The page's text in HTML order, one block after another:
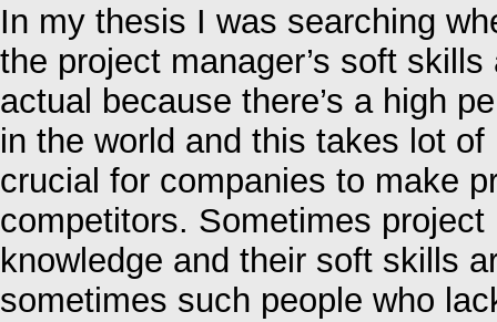
In my thesis I was searching
the project manager’s soft
actual because there’s a high
in the world and this takes lot
crucial for companies to make
competitors. Sometimes
knowledge and their soft skills
sometimes such people who